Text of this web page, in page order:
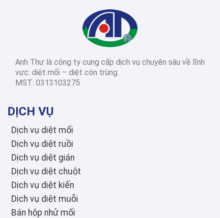
Diệt côn trùng các
tỉnh thành
2026-03-03
Diệt côn trùng các
tỉnh thành
Anh Thư là công ty cung cấp dịch vụ chuyên sâu về lĩnh
vực: diệt mối – diệt côn trùng.
MST: 0313103275
DỊCH VỤ
Dịch vụ diệt mối
Dịch vụ diệt ruồi
Dịch vụ diệt gián
Dịch vụ diệt chuột
Dịch vụ diệt kiến
Dịch vụ diệt muỗi
Bán hộp nhử mối